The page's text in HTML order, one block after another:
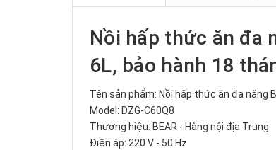
Nồi hấp thức ăn đa
6L, bảo hành 18
Tên sản phẩm: Nồi hấp thức ăn đa năng
Model: DZG-C60Q8
Thương hiệu: BEAR - Hàng nội địa Trung
Điện áp: 220 V - 50 Hz